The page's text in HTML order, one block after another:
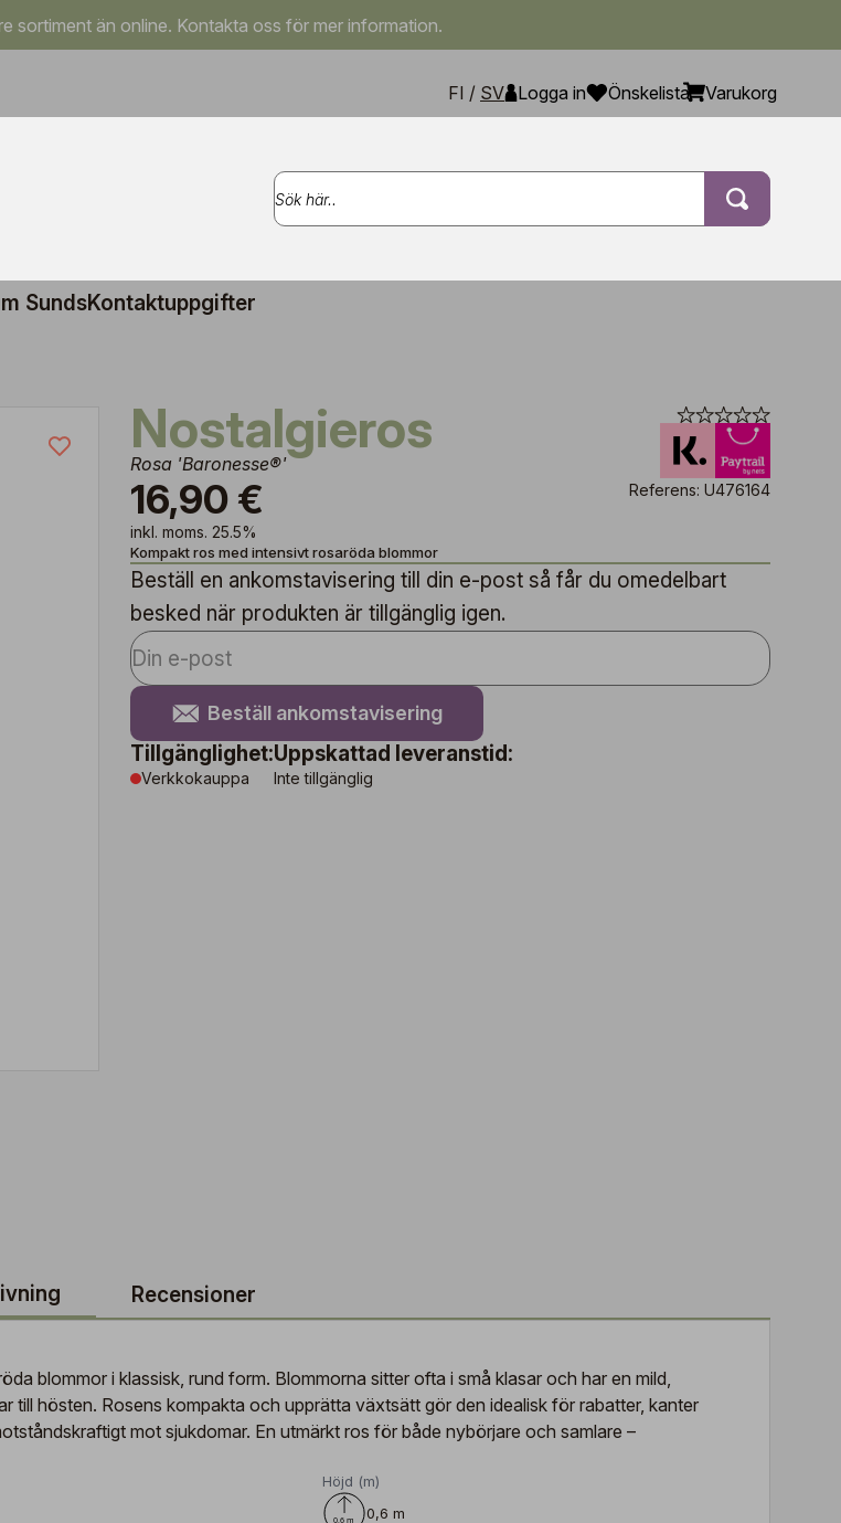
sortiment än online. Kontakta oss för mer information.
FI / SV Logga in Önskelista Varukorg
SundsKontaktuppgifter
Nostalgieros
Rosa 'Baronesse®'
16,90 €
inkl. moms. 25.5%
Referens: U476164
Kompakt ros med intensivt rosaröda blommor
Beställ en ankomstavisering till din e-post så får du omedelbart
besked när produkten är tillgänglig igen.
Beställ ankomstavisering
Tillgänglighet:
Verkkokauppa
Uppskattad leveranstid:
Inte tillgänglig
Recensioner
blommor i klassisk, rund form. Blommorna sitter ofta i små klasar och har en mild,
till hösten. Rosens kompakta och upprätta växtsätt gör den idealisk för rabatter, kanter
mot sjukdomar. En utmärkt ros för både nybörjare och samlare –
Höjd (m)
0,6 m